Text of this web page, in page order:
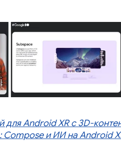
Android XR с 3D-
Compose и ИИ на Android